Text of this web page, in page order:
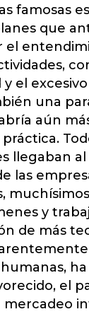
famosas
que
el
el excesivo
una
aún
llegaban
las
y
de más
el